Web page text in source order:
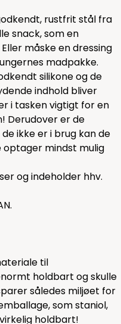
rustfrit stål fra
snack, som en
måske en dressing
madpakke.
silikone og de
indhold bliver
i tasken vigtigt for en
Derudover er de
ikke er i brug kan de
optager mindst mulig
og indeholder hhv.
til
holdbart og skulle
således miljøet for
som staniol,
holdbart!